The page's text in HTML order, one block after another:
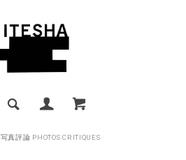
写真評論 PHOTOS CRITIQUES